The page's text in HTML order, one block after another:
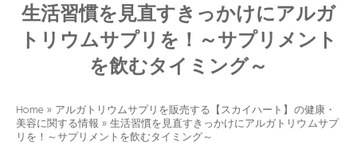
生活習慣を見直すきっかけにアルガ
トリウムサプリを！～サプリメント
を飲むタイミング～
Home » アルガトリウムサプリを販売する【スカイハート】の健康・
美容に関する情報 »生活習慣を見直すきっかけにアルガトリウムサプ
リを！～サプリメントを飲むタイミング～